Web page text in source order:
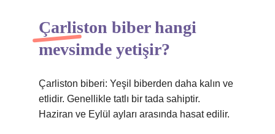
Çarliston biber hangi
mevsimde yetişir?
Çarliston biberi: Yeşil biberden daha kalın ve
etlidir. Genellikle tatlı bir tada sahiptir.
Haziran ve Eylül ayları arasında hasat edilir.